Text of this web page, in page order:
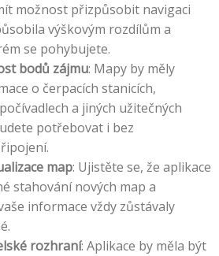
možnost přizpůsobit navigaci
výškovým rozdílům a
se pohybujete.
bodů zájmu: Mapy by měly
o čerpacích stanicích,
a jiných užitečných
potřebovat i bez
map: Ujistěte se, že aplikace
stahování nových map a
informace vždy zůstávaly
rozhraní: Aplikace by měla být